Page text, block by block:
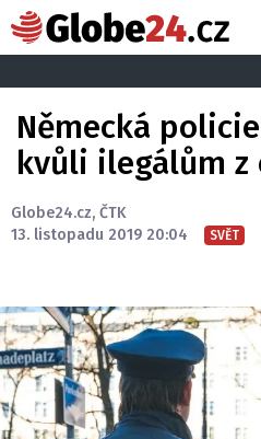
Německá
kvůli ilegálům z
Globe24.cz, ČTK
13. listopadu 2019 20:04
SVĚT